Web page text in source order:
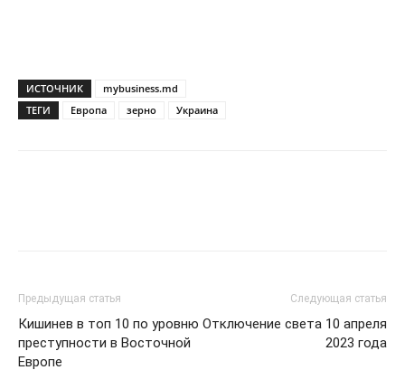
ИСТОЧНИК
mybusiness.md
ТЕГИ
Европа зерно Украина
Предыдущая статья
Кишинев в топ 10 по уровню
преступности в Восточной
Европе
Следующая статья
Отключение света 10 апреля
2023 года